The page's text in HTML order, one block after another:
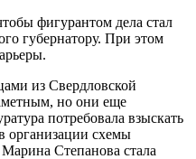
фигурантом дела стал
губернатору. При этом
из Свердловской
но они еще
потребовала взыскать
организации схемы
Марина Степанова стала